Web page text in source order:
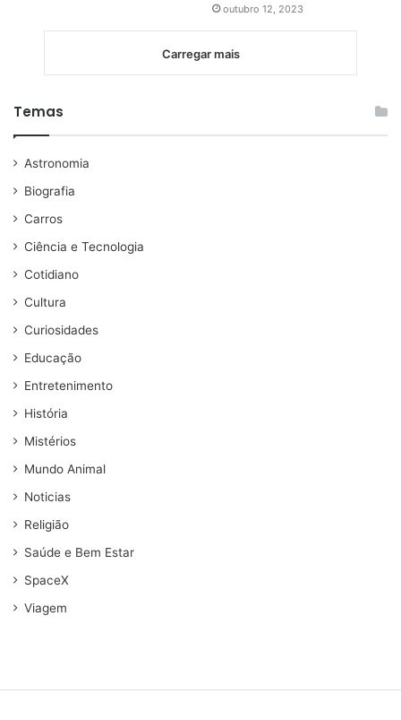
outubro 12, 2023
Carregar mais
Temas
Astronomia
Biografia
Carros
Ciência e Tecnologia
Cotidiano
Cultura
Curiosidades
Educação
Entretenimento
História
Mistérios
Mundo Animal
Noticias
Religião
Saúde e Bem Estar
SpaceX
Viagem